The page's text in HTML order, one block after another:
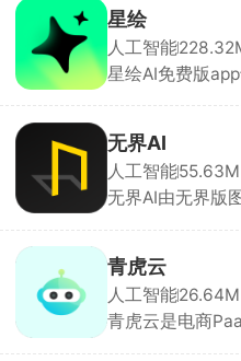
频画面，AI直接
的成品。会员产
己，剪辑视频配
商单都合规，手
星绘
人工智能
星绘AI免费版
的需求，一键生
身live动起来。
的风格任由用户
智能技术，分分
无界AI
人工智能55.63M
无界AI由无界版
低、流程简易，
键词、选定参数
画作，轻松完成
等各类绘图创作
青虎云
人工智能26.64M
青虎云是电商